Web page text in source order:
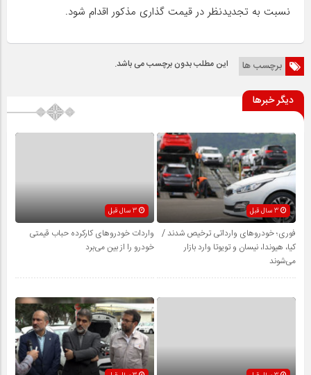
نسبت به تجدیدنظر در قیمت گذاری مذکور اقدام شود.
برچسب ها این مطلب بدون برچسب می باشد.
دیگر خبرها
3 سال قبل
فوری؛ خودروهای وارداتی ترخیص شدند /
کیا، هیوندا، نیسان و تویوتا وارد بازار
می‌شوند
واردات خودروهای کارکرده حباب قیمتی
خودرو را از بین می‌برد